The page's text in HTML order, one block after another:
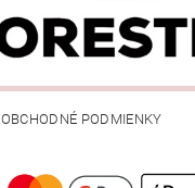
OBCHODNÉ PODMIENKY